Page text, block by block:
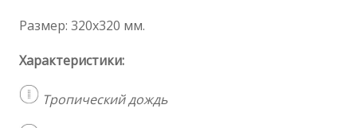
Размер: 320x320 мм.
Характеристики:
Тропический дождь